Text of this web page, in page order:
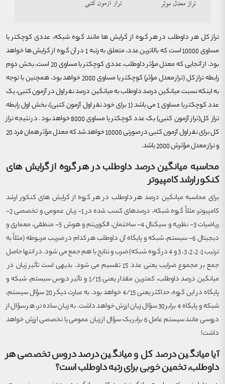
تراز کل هر داوطلب در هر گروه از گرایش ها مانند گروه شبکه، عددی کوچکتر یا
مساوی 10000 است که بالاترین عدد، متعلق به رتبه 1 در آن گروه از گرایش ها خواهد
بود. از آنجایی که معدل مؤثر داوطلب، عددی کوچکتر یا مساوی 20 است، بخش دوم
رابطه تراز کل (تراز معدل مؤثر) کوچکتر یا مساوی 2000 خواهد بود. همچنین با توجه
به اینکه نسبت میانگین درصد داوطلب به میانگین درصد نفر اول در آزمون کتبی، یک
عدد کوچکتر یا مساوی 1 می باشد (1 برای خود نفر اول آزمون کتبی)، بخش اول رابطه
تراز کل(تراز آزمون کتبی) یک عدد کوچکتر یا مساوی 8000 خواهد بود. در نتیجه تراز
کل برای نفر اول آزمون کتبی در صورتی 10000 خواهد شد که معدل مؤثر همان فرد 20
و تراز معدل مؤثرش 2000 باشد.
محاسبه میانگین درصد داوطلب در هر گروه از گرایش های
کنکور ارشد کامپیوتر
برای محاسبه میانگین درصد هر داوطلب در هر گروه از گرایش های کنکور ارشد
کامپیوتر، مثلاً گروه شبکه، درصدهای کسب شده در 1- زبان عمومی و تخصصی 2-
ریاضیات 3- نظریه و سیگنال 4- ساختمان، الگوریتم و هوش 5- منطقی، معماری و
دیجیتال 6- سیستم، شبکه و پایگاه آن داوطلب هر کدام در ضریب مربوطه (مثلاً به
ترتیب 1، 2، 2، 3، 3 و 4 در گروه شبکه) ضرب و نتایج با هم جمع می شود. در انتها حاصل
جمع بر مجموع ضرایب یعنی عدد 15 تقسیم می شود. بدیهی است تأثیر زبان در
میانگین درصد داوطلب، کمترین مقدار یعنی 1/15 و تأثیر دروس سیستم، شبکه و
پایگاه در این گروه، حداکثر یعنی 4/15 خواهد بود. به عبارت دیگر 20 سؤال سیستم،
شبکه و پایگاه 4 برابر 30 سؤال زبان ارزش خواهد داشت. به زبان ساده تر، هر سؤال از
دروسی مانند سیستم عامل 6 برابر یک سؤال از زبان عمومی یا تخصصی ارزش خواهد
داشت!
آیا میانگین درصد کل و میانگین درصد دروس تخصصی هر
داوطلب، تخمین خوبی برای رتبه داوطلب است؟